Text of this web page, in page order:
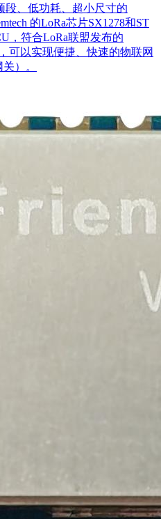
段、低功耗、超小尺寸的
的LoRa芯片SX1278和ST
，符合LoRa联盟发布的
可以实现便捷、快速的物联网
）。